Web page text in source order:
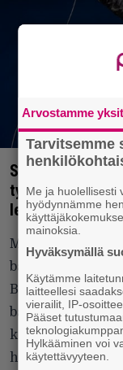
Superbändiksi
työmoraaliin:
leirinuotion
Moon Shot on
bändiensä
Bodomin myötä
bändielämästä
kakkosalbumi
historian
Arvostamme
Tarvitsemme
Me ja huolellisesti
hyödynnämme
mainoksia.
Hyväksymällä
Käytämme
laitteellesi
vierailit, IP-
Pääset
Hylkääminen voi
käytettävyyteen.